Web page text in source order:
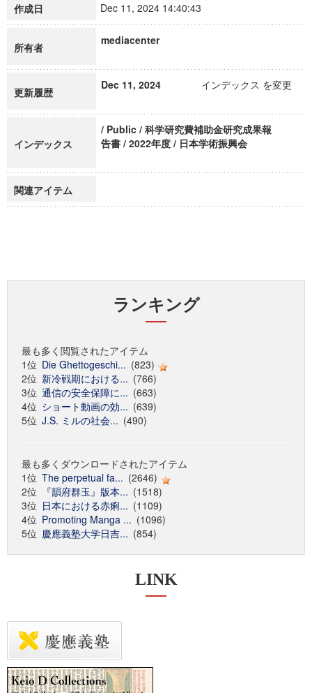
作成日 Dec 11, 2024 14:40:43
所有者
mediacenter
更新履歴
Dec 11, 2024 インデックス を変更
インデックス
/ Public / 科学研究費補助金研究成果報
告書 / 2022年度 / 日本学術振興会
関連アイテム
ランキング
最も多く閲覧されたアイテム
1位 Die Ghettogeschi... (823)
2位 新冷戦期における... (766)
3位 通信の安全保障に... (663)
4位 ショート動画の効... (639)
5位 J.S. ミルの社会... (490)
最も多くダウンロードされたアイテム
1位 The perpetual fa... (2646)
2位
『韻府群玉』版本... (1518)
3位 日本における赤痢... (1109)
4位 Promoting Manga ... (1096)
5位 慶應義塾大学日吉... (854)
LINK